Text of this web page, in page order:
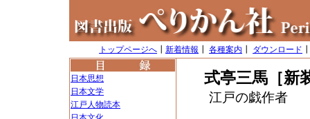
トップページへ 新着情報 各種案内 ダウンロード
日本思想
日本文学
江戸人物読本
式亭三馬［新
江戸の戯作者